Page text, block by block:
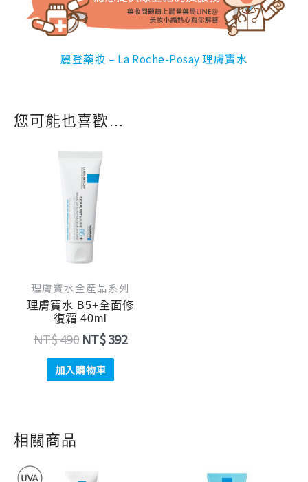
麗登藥妝 – La Roche-Posay 理膚寶水
您可能也喜歡…
理膚寶水全產品系列
理膚寶水 B5+全面修
復霜 40ml
NT$490
始
價
格：
NT$ 490。
NT$392
加入購物車
相關商品